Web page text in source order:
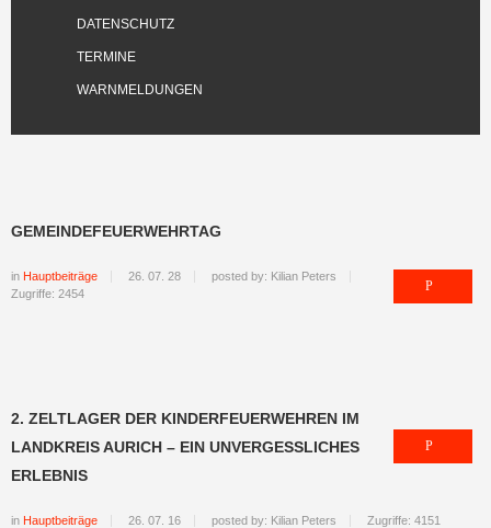
DATENSCHUTZ
TERMINE
WARNMELDUNGEN
GEMEINDEFEUERWEHRTAG
in Hauptbeiträge 26. 07. 28
posted by: Kilian Peters
Zugriffe: 2454
2. ZELTLAGER DER KINDERFEUERWEHREN IM
LANDKREIS AURICH – EIN UNVERGESSLICHES
ERLEBNIS
in Hauptbeiträge 26. 07. 16 posted by: Kilian Peters Zugriffe: 4151